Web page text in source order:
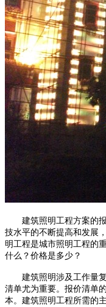
建筑照明工程方案的报
技水平的不断提高和发展
明工程是城市照明工程的
什么？价格是多少？
建筑照明涉及工作量复杂
清单尤为重要。报价清
本。建筑照明工程所需